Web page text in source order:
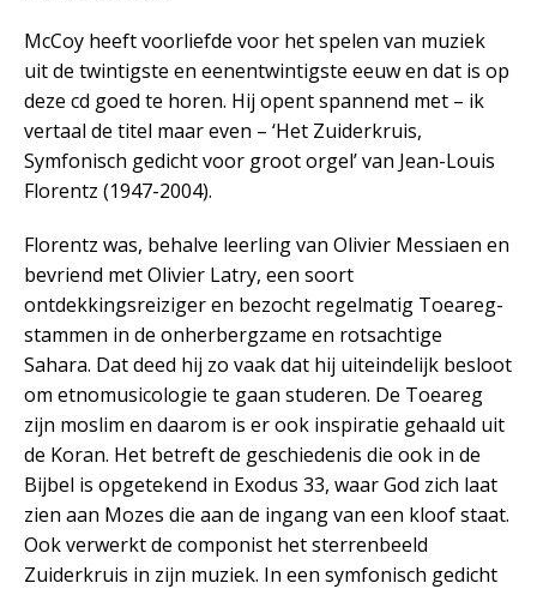
McCoy heeft voorliefde voor het spelen van muziek
uit de twintigste en eenentwintigste eeuw en dat is op
deze cd goed te horen. Hij opent spannend met – ik
vertaal de titel maar even – ‘Het Zuiderkruis,
Symfonisch gedicht voor groot orgel’ van Jean-Louis
Florentz (1947-2004).
Florentz was, behalve leerling van Olivier Messiaen en
bevriend met Olivier Latry, een soort
ontdekkingsreiziger en bezocht regelmatig Toeareg-
stammen in de onherbergzame en rotsachtige
Sahara. Dat deed hij zo vaak dat hij uiteindelijk besloot
om etnomusicologie te gaan studeren. De Toeareg
zijn moslim en daarom is er ook inspiratie gehaald uit
de Koran. Het betreft de geschiedenis die ook in de
Bijbel is opgetekend in Exodus 33, waar God zich laat
zien aan Mozes die aan de ingang van een kloof staat.
Ook verwerkt de componist het sterrenbeeld
Zuiderkruis in zijn muziek. In een symfonisch gedicht